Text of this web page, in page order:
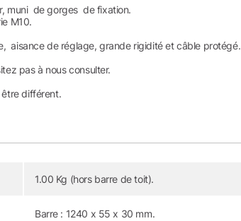
muni de gorges de fixation.
M10.
de réglage, grande rigidité et câble protégé.
pas à nous consulter.
être différent.
1.00 Kg (hors barre de toit).
Barre : 1240 x 55 x 30 mm.